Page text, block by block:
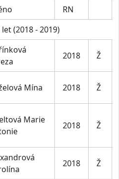
RN
(2018 - 2019)
2018 Ž
Mína 2018 Ž
Marie
2018 Ž
2018 Ž